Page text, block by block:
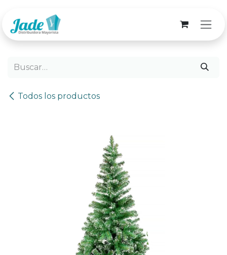
Todos los productos